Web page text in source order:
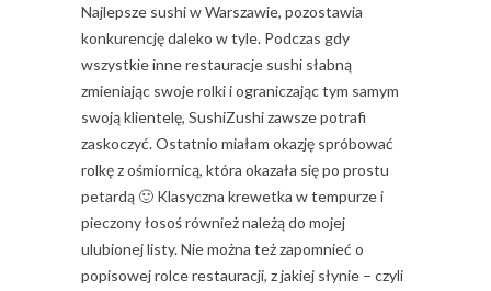
Najlepsze sushi w Warszawie, pozostawia
konkurencję daleko w tyle. Podczas gdy
wszystkie inne restauracje sushi słabną
zmieniając swoje rolki i ograniczając tym samym
swoją klientelę, SushiZushi zawsze potrafi
zaskoczyć. Ostatnio miałam okazję spróbować
rolkę z ośmiornicą, która okazała się po prostu
petardą 🙂 Klasyczna krewetka w tempurze i
pieczony łosoś również należą do mojej
ulubionej listy. Nie można też zapomnieć o
popisowej rolce restauracji, z jakiej słynie – czyli